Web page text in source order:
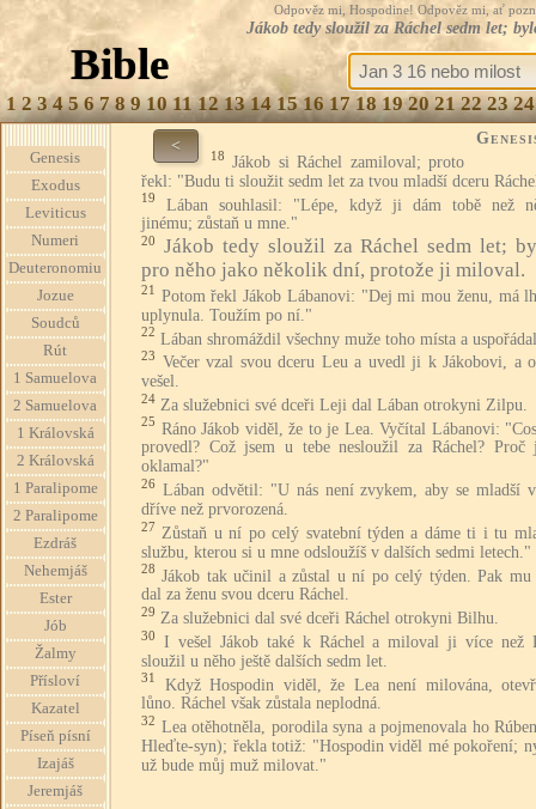
Odpověz mi, Hospodine! Odpověz mi, ať
Jákob tedy sloužil za Ráchel sedm let;
Bible
1 2 3 4 5 6 7 8 9 10 11 12 13 14 15 16 17 18 19 20 21 22 23 24
Genesis
Exodus
Leviticus
Numeri
Deuteronomiu
Jozue
Soudců
Rút
1 Samuelova
2 Samuelova
1 Královská
2 Královská
1 Paralipome
2 Paralipome
Ezdráš
Nehemjáš
Ester
Jób
Žalmy
Přísloví
Kazatel
Píseň písní
Izajáš
Jeremjáš
<
18
Jákob si Ráchel zamiloval; proto
řekl: "Budu ti sloužit sedm let za tvou mladší dceru
19
Lában souhlasil: "Lépe, když ji dám tobě než
jinému; zůstaň u mne."
20
Jákob tedy sloužil za Ráchel sedm let;
pro něho jako několik dní, protože ji miloval.
21 Potom řekl Jákob Lábanovi: "Dej mi mou ženu, má
uplynula. Toužím po ní."
22 Lában shromáždil všechny muže toho místa a
23 Večer vzal svou dceru Leu a uvedl ji k Jákobovi, a
vešel.
24 Za služebnici své dceři Leji dal Lában otrokyni Zilpu.
25 Ráno Jákob viděl, že to je Lea. Vyčítal Lábanovi:
provedl? Což jsem u tebe nesloužil za Ráchel? Proč
oklamal?"
26 Lában odvětil: "U nás není zvykem, aby se mladší
dříve než prvorozená.
27 Zůstaň u ní po celý svatební týden a dáme ti i tu
službu, kterou si u mne odsloužíš v dalších sedmi letech."
28 Jákob tak učinil a zůstal u ní po celý týden. Pak mu
dal za ženu svou dceru Ráchel.
29 Za služebnici dal své dceři Ráchel otrokyni Bilhu.
30
I vešel Jákob také k Ráchel a miloval ji více než
sloužil u něho ještě dalších sedm let.
31
Když Hospodin viděl, že Lea není milována,
lůno. Ráchel však zůstala neplodná.
32 Lea otěhotněla, porodila syna a pojmenovala ho
Hleďte-syn); řekla totiž: "Hospodin viděl mé pokoření;
už bude můj muž milovat."